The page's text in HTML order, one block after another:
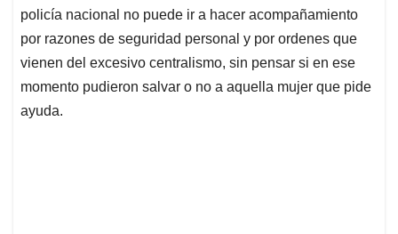
policía nacional no puede ir a hacer acompañamiento
por razones de seguridad personal y por ordenes que
vienen del excesivo centralismo, sin pensar si en ese
momento pudieron salvar o no a aquella mujer que pide
ayuda.